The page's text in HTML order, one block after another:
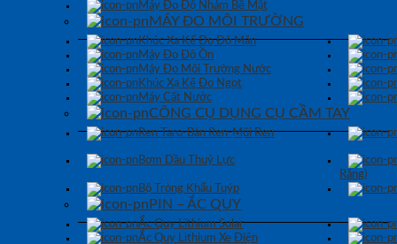
Máy Đo Độ Nhám Bề Mặt
MÁY ĐO MÔI TRƯỜNG
Khúc Xạ Kế Đo Độ Mặn
Máy Đo Độ Ồn
Máy Đo Môi Trường Nước
Khúc Xạ Kế Đo Ngọt
Máy Cất Nước
CÔNG CỤ DỤNG CỤ CẦM TAY
Ren Taro-Bàn Ren-Mũi Ren
Bơm Dầu Thuỷ Lực
Răng)
Bộ Tròng Khẩu Tuýp
PIN – ẮC QUY
Ắc Quy Lithium Solar
Ắc Quy Lithium Xe Điện